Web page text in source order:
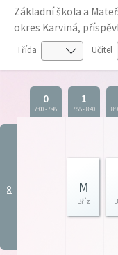
Základní škola a
okres Karviná,
Třída Učitel
0
7:00-7:45
1
7:55-8:40
po M
Bříz